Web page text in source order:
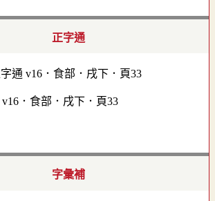
正字通
v16．食部．戌下．頁33
字彙補